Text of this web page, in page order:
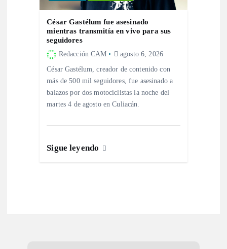
César Gastélum fue asesinado
mientras transmitía en vivo para sus
seguidores
Redacción CAM agosto 6, 2026
César Gastélum, creador de contenido con
más de 500 mil seguidores, fue asesinado a
balazos por dos motociclistas la noche del
martes 4 de agosto en Culiacán.
Sigue leyendo